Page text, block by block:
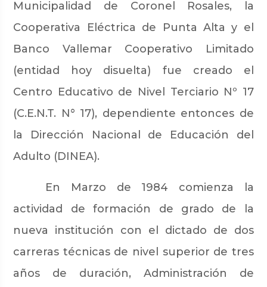
Municipalidad de Coronel Rosales, la
Cooperativa Eléctrica de Punta Alta y el
Banco Vallemar Cooperativo Limitado
(entidad hoy disuelta) fue creado el
Centro Educativo de Nivel Terciario Nº 17
(C.E.N.T. N° 17), dependiente entonces de
la Dirección Nacional de Educación del
Adulto (DINEA).
En Marzo de 1984 comienza la
actividad de formación de grado de la
nueva institución con el dictado de dos
carreras técnicas de nivel superior de tres
años de duración, Administración de